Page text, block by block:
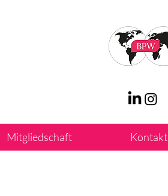
Mitgliedschaft Kontakt